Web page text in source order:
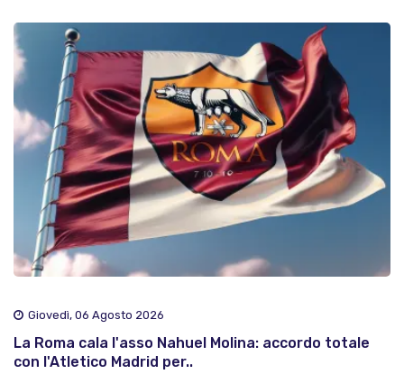
Giovedì, 06 Agosto 2026
La Roma cala l'asso Nahuel Molina: accordo totale
con l'Atletico Madrid per..